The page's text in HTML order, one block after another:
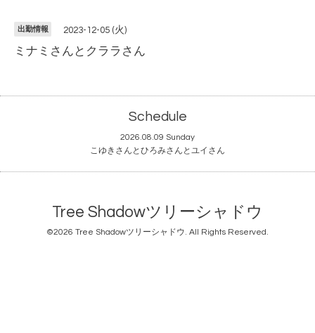
出勤情報 2023-12-05 (火)
ミナミさんとクララさん
Schedule
2026.08.09 Sunday
こゆきさんとひろみさんとユイさん
Tree Shadowツリーシャドウ
©2026 Tree Shadowツリーシャドウ. All Rights Reserved.